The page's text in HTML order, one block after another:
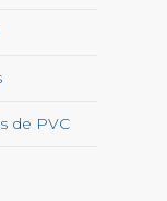
de PVC